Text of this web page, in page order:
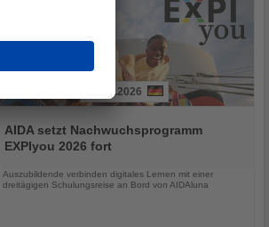
Sie
die
Nachrichten
03.08.2026
AIDA setzt Nachwuchsprogramm
EXPIyou 2026 fort
Auszubildende verbinden digitales Lernen mit einer
dreitägigen Schulungsreise an Bord von AIDAluna